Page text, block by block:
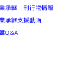
承継 刊行物情報
承継支援動画
Q&A